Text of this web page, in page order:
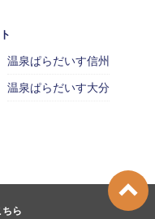
温泉ぱらだいす信州
温泉ぱらだいす大分
ちら